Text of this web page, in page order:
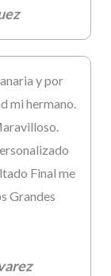
y por
mi hermano.
Final me
Grandes